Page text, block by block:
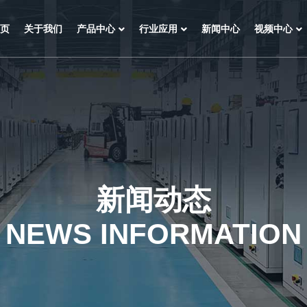
关于我们 产品中心 行业应用 新闻中心 视频中心
新闻动态
NEWS INFORMATION